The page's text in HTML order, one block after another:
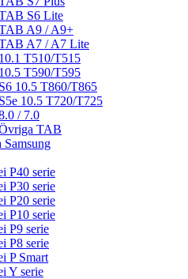
S6 Lite
A9 / A9+
A7 / A7 Lite
10.1 T510/T515
10.5 T590/T595
S6 10.5 T860/T865
S5e 10.5 T720/T725
/ 7.0
TAB
Samsung
P40 serie
P30 serie
P20 serie
P10 serie
P9 serie
P8 serie
P Smart
Y serie